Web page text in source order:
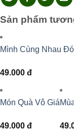
Sản phẩm
Mình Cùng Nhau
49.000 đ
Món Quà Vô Giá
49.000 đ